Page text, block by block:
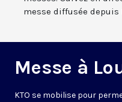
messe diffusée depuis
Messe à
KTO se mobilise pour